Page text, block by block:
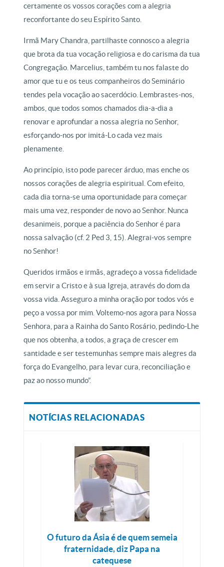
certamente os vossos corações com a alegria
reconfortante do seu Espírito Santo.
Irmã Mary Chandra, partilhaste connosco a alegria
que brota da tua vocação religiosa e do carisma da tua
Congregação. Marcelius, também tu nos falaste do
amor que tu e os teus companheiros do Seminário
tendes pela vocação ao sacerdócio. Lembrastes-nos,
ambos, que todos somos chamados dia-a-dia a
renovar e aprofundar a nossa alegria no Senhor,
esforçando-nos por imitá-Lo cada vez mais
plenamente.
Ao princípio, isto pode parecer árduo, mas enche os
nossos corações de alegria espiritual. Com efeito,
cada dia torna-se uma oportunidade para começar
mais uma vez, responder de novo ao Senhor. Nunca
desanimeis, porque a paciência do Senhor é para
nossa salvação (cf. 2 Ped 3, 15). Alegrai-vos sempre
no Senhor!
Queridos irmãos e irmãs, agradeço a vossa fidelidade
em servir a Cristo e à sua Igreja, através do dom da
vossa vida. Asseguro a minha oração por todos vós e
peço a vossa por mim. Voltemo-nos agora para Nossa
Senhora, para a Rainha do Santo Rosário, pedindo-Lhe
que nos obtenha, a todos, a graça de crescer em
santidade e ser testemunhas sempre mais alegres da
força do Evangelho, para levar cura, reconciliação e
paz ao nosso mundo”.
NOTÍCIAS RELACIONADAS
O futuro da Ásia é de quem semeia
fraternidade, diz Papa na
catequese